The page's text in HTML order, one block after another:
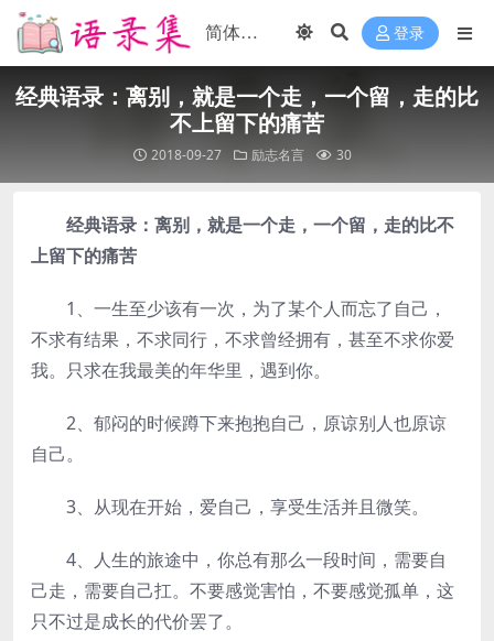
登录
经典语录：离别，就是一个走，一个留，走的比
不上留下的痛苦
2018-09-27 励志名言 30
经典语录：离别，就是一个走，一个留，走的比不
上留下的痛苦
1、一生至少该有一次，为了某个人而忘了自己，
不求有结果，不求同行，不求曾经拥有，甚至不求你爱
我。只求在我最美的年华里，遇到你。
2、郁闷的时候蹲下来抱抱自己，原谅别人也原谅
自己。
3、从现在开始，爱自己，享受生活并且微笑。
4、人生的旅途中，你总有那么一段时间，需要自
己走，需要自己扛。不要感觉害怕，不要感觉孤单，这
只不过是成长的代价罢了。